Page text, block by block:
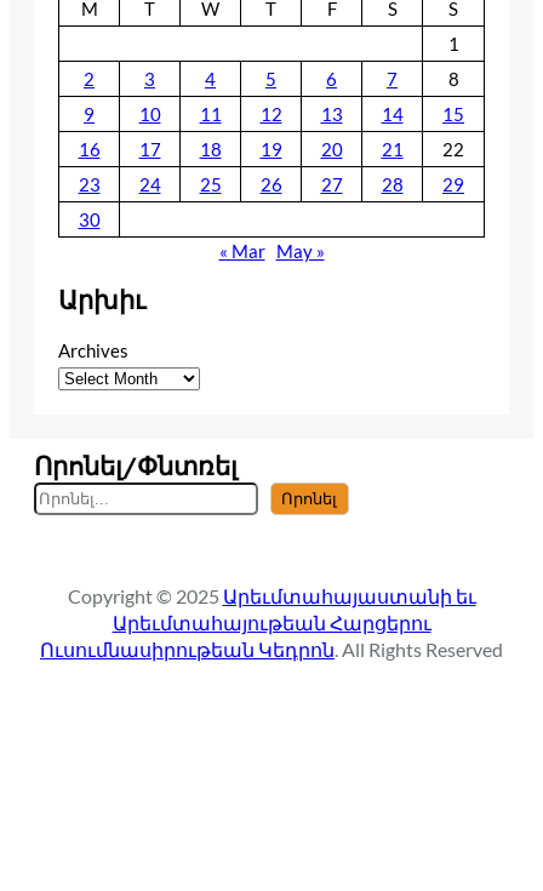
M
T W T F S
S
1
2
3 4 5 6 7
8
9
10 11 12 13 14
15
16
17 18 19 20 21
22
23
24 25 26 27 28
29
30
« Mar May »
Արխիւ
Archives
Որոնել/Փնտռել
S
e
c
h
Որոնել
Copyright © 2025 Արեւմտահայաստանի եւ
Արեւմտահայութեան Հարցերու
Ուսումնասիրութեան Կեդրոն. All Rights Reserved